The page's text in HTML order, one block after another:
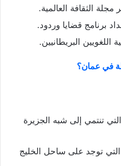
الثقافة العالمية.
برنامج قضايا وردود.
البريطانيين.
في عمان؟
تنتمي إلى شبه الجزيرة
التي توجد على ساحل الخليج